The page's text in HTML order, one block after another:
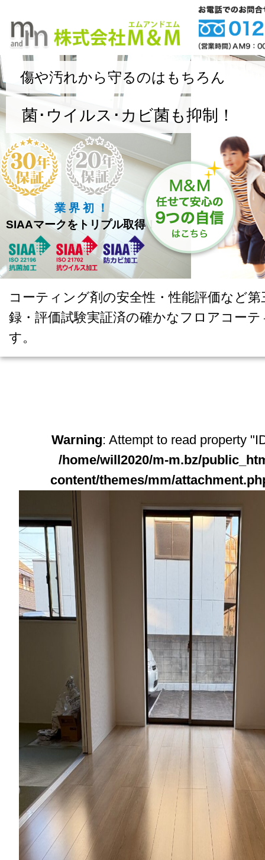
傷や汚れから守るのはもちろん
菌･ウイルス･カビ菌も抑制！
業 界 初 ！
SIAAマークをトリプル取得！
コーティング剤の安全性・性能評価など
録・評価試験実証済の確かなフロアコー
す。
Warning: Attempt to read property
/home/will2020/m-m.bz/
content/themes/mm/